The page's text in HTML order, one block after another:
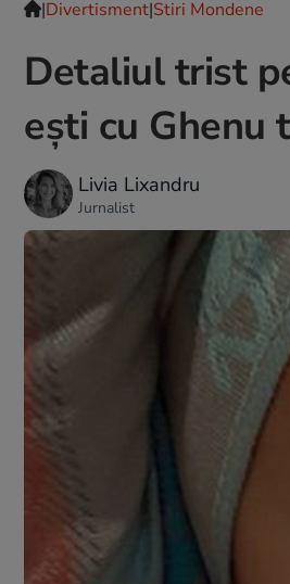
|Divertisment|Stiri Mondene
Detaliul trist
eşti cu Ghenu
Livia Lixandru
Jurnalist